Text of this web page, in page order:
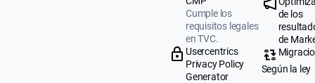
Cumple los
requisitos legales
en TVC.
Usercentrics
Privacy Policy
Generator
de los
de
Según la ley